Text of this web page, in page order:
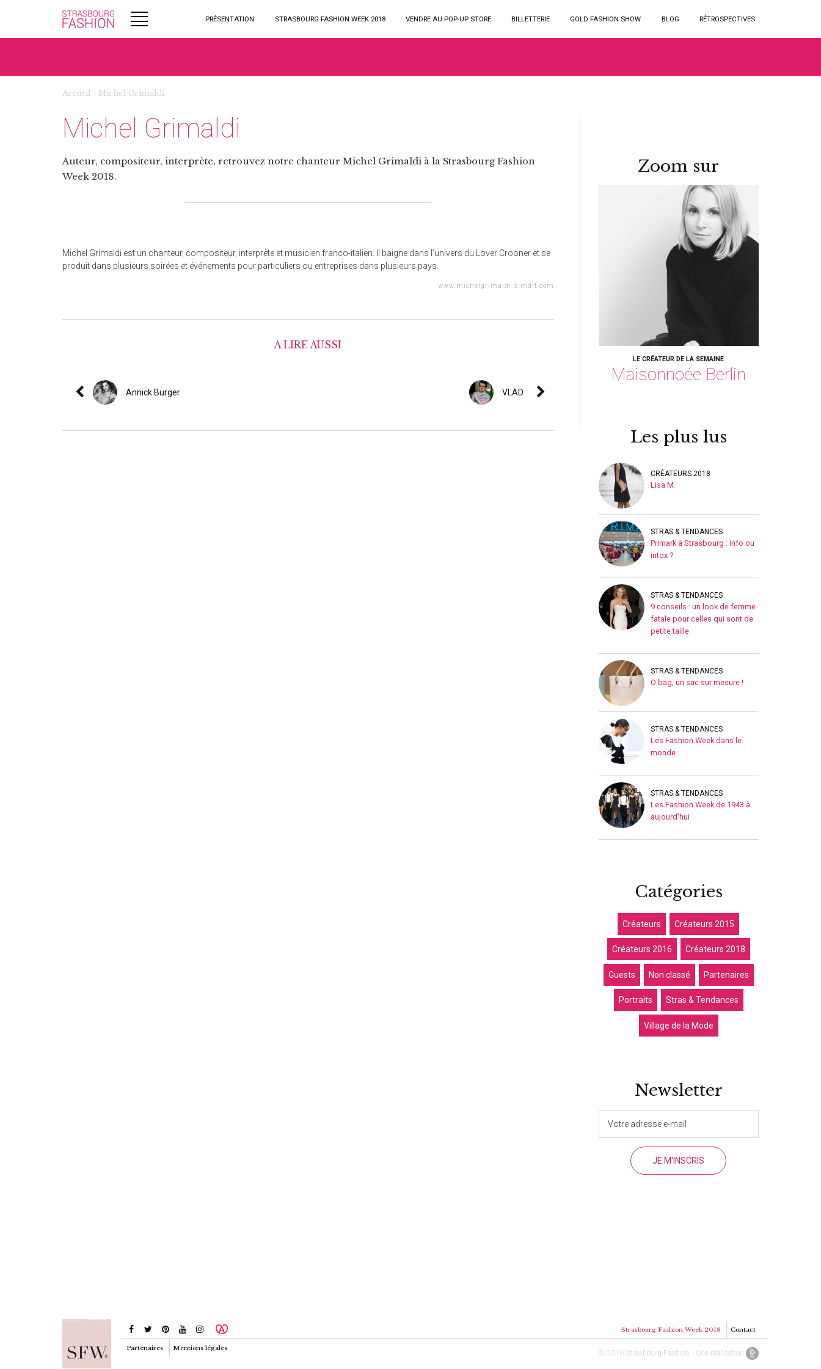
PRÉSENTATION STRASBOURG FASHION WEEK 2018 VENDRE AU POP-UP STORE BILLETTERIE GOLD FASHION SHOW BLOG RÉTROSPECTIVES
Accueil › Michel Grimaldi
Michel Grimaldi
Auteur, compositeur, interprète, retrouvez notre chanteur Michel Grimaldi à la Strasbourg Fashion
Week 2018.
Michel Grimaldi est un chanteur, compositeur, interprète et musicien franco-italien. Il baigne dans l’univers du Lover Crooner et se
produit dans plusieurs soirées et événements pour particuliers ou entreprises dans plusieurs pays.
www.michelgrimaldi.simdif.com
A LIRE AUSSI
Annick Burger VLAD
Zoom sur
LE CRÉATEUR DE LA SEMAINE
Maisonnoée Berlin
Les plus lus
CRÉATEURS 2018
Lisa M.
STRAS & TENDANCES
Primark à Strasbourg : info ou
intox ?
STRAS & TENDANCES
9 conseils : un look de femme
fatale pour celles qui sont de
petite taille
STRAS & TENDANCES
O bag, un sac sur mesure !
STRAS & TENDANCES
Les Fashion Week dans le
monde
STRAS & TENDANCES
Les Fashion Week de 1943 à
aujourd’hui
Catégories
Créateurs Créateurs 2015
Créateurs 2016 Créateurs 2018
Guests Non classé Partenaires
Portraits Stras & Tendances
Village de la Mode
Newsletter
Strasbourg Fashion Week 2018 Contact
Partenaires Mentions légales
© 2016 Strasbourg Fashion - Une réalisation